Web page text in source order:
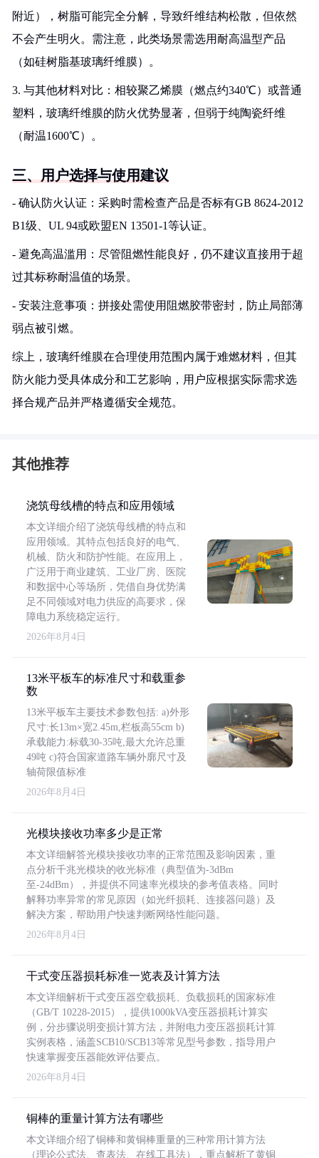
附近），树脂可能完全分解，导致纤维结构松散，但依然
不会产生明火。需注意，此类场景需选用耐高温型产品
（如硅树脂基玻璃纤维膜）。
3. 与其他材料对比：相较聚乙烯膜（燃点约340℃）或普通
塑料，玻璃纤维膜的防火优势显著，但弱于纯陶瓷纤维
（耐温1600℃）。
三、用户选择与使用建议
- 确认防火认证：采购时需检查产品是否标有GB 8624-2012
B1级、UL 94或欧盟EN 13501-1等认证。
- 避免高温滥用：尽管阻燃性能良好，仍不建议直接用于超
过其标称耐温值的场景。
- 安装注意事项：拼接处需使用阻燃胶带密封，防止局部薄
弱点被引燃。
综上，玻璃纤维膜在合理使用范围内属于难燃材料，但其
防火能力受具体成分和工艺影响，用户应根据实际需求选
择合规产品并严格遵循安全规范。
其他推荐
浇筑母线槽的特点和应用领域
本文详细介绍了浇筑母线槽的特点和
应用领域。其特点包括良好的电气、
机械、防火和防护性能。在应用上，
广泛用于商业建筑、工业厂房、医院
和数据中心等场所，凭借自身优势满
足不同领域对电力供应的高要求，保
障电力系统稳定运行。
2026年8月4日
13米平板车的标准尺寸和载重参
数
13米平板车主要技术参数包括: a)外形
尺寸:长13m×宽2.45m,栏板高55cm b)
承载能力:标载30-35吨,最大允许总重
49吨 c)符合国家道路车辆外廓尺寸及
轴荷限值标准
2026年8月4日
光模块接收功率多少是正常
本文详细解答光模块接收功率的正常范围及影响因素，重
点分析千兆光模块的收光标准（典型值为-3dBm
至-24dBm），并提供不同速率光模块的参考值表格。同时
解释功率异常的常见原因（如光纤损耗、连接器问题）及
解决方案，帮助用户快速判断网络性能问题。
2026年8月4日
干式变压器损耗标准一览表及计算方法
本文详细解析干式变压器空载损耗、负载损耗的国家标准
（GB/T 10228-2015），提供1000kVA变压器损耗计算实
例，分步骤说明变损计算方法，并附电力变压器损耗计算
实例表格，涵盖SCB10/SCB13等常见型号参数，指导用户
快速掌握变压器能效评估要点。
2026年8月4日
铜棒的重量计算方法有哪些
本文详细介绍了铜棒和黄铜棒重量的三种常用计算方法
（理论公式法、查表法、在线工具法），重点解析了黄铜